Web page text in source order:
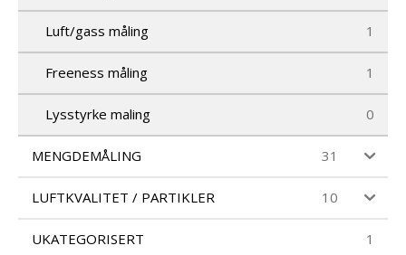
Luft/gass måling 1
Freeness måling 1
Lysstyrke maling 0
MENGDEMÅLING 31
LUFTKVALITET / PARTIKLER 10
UKATEGORISERT 1